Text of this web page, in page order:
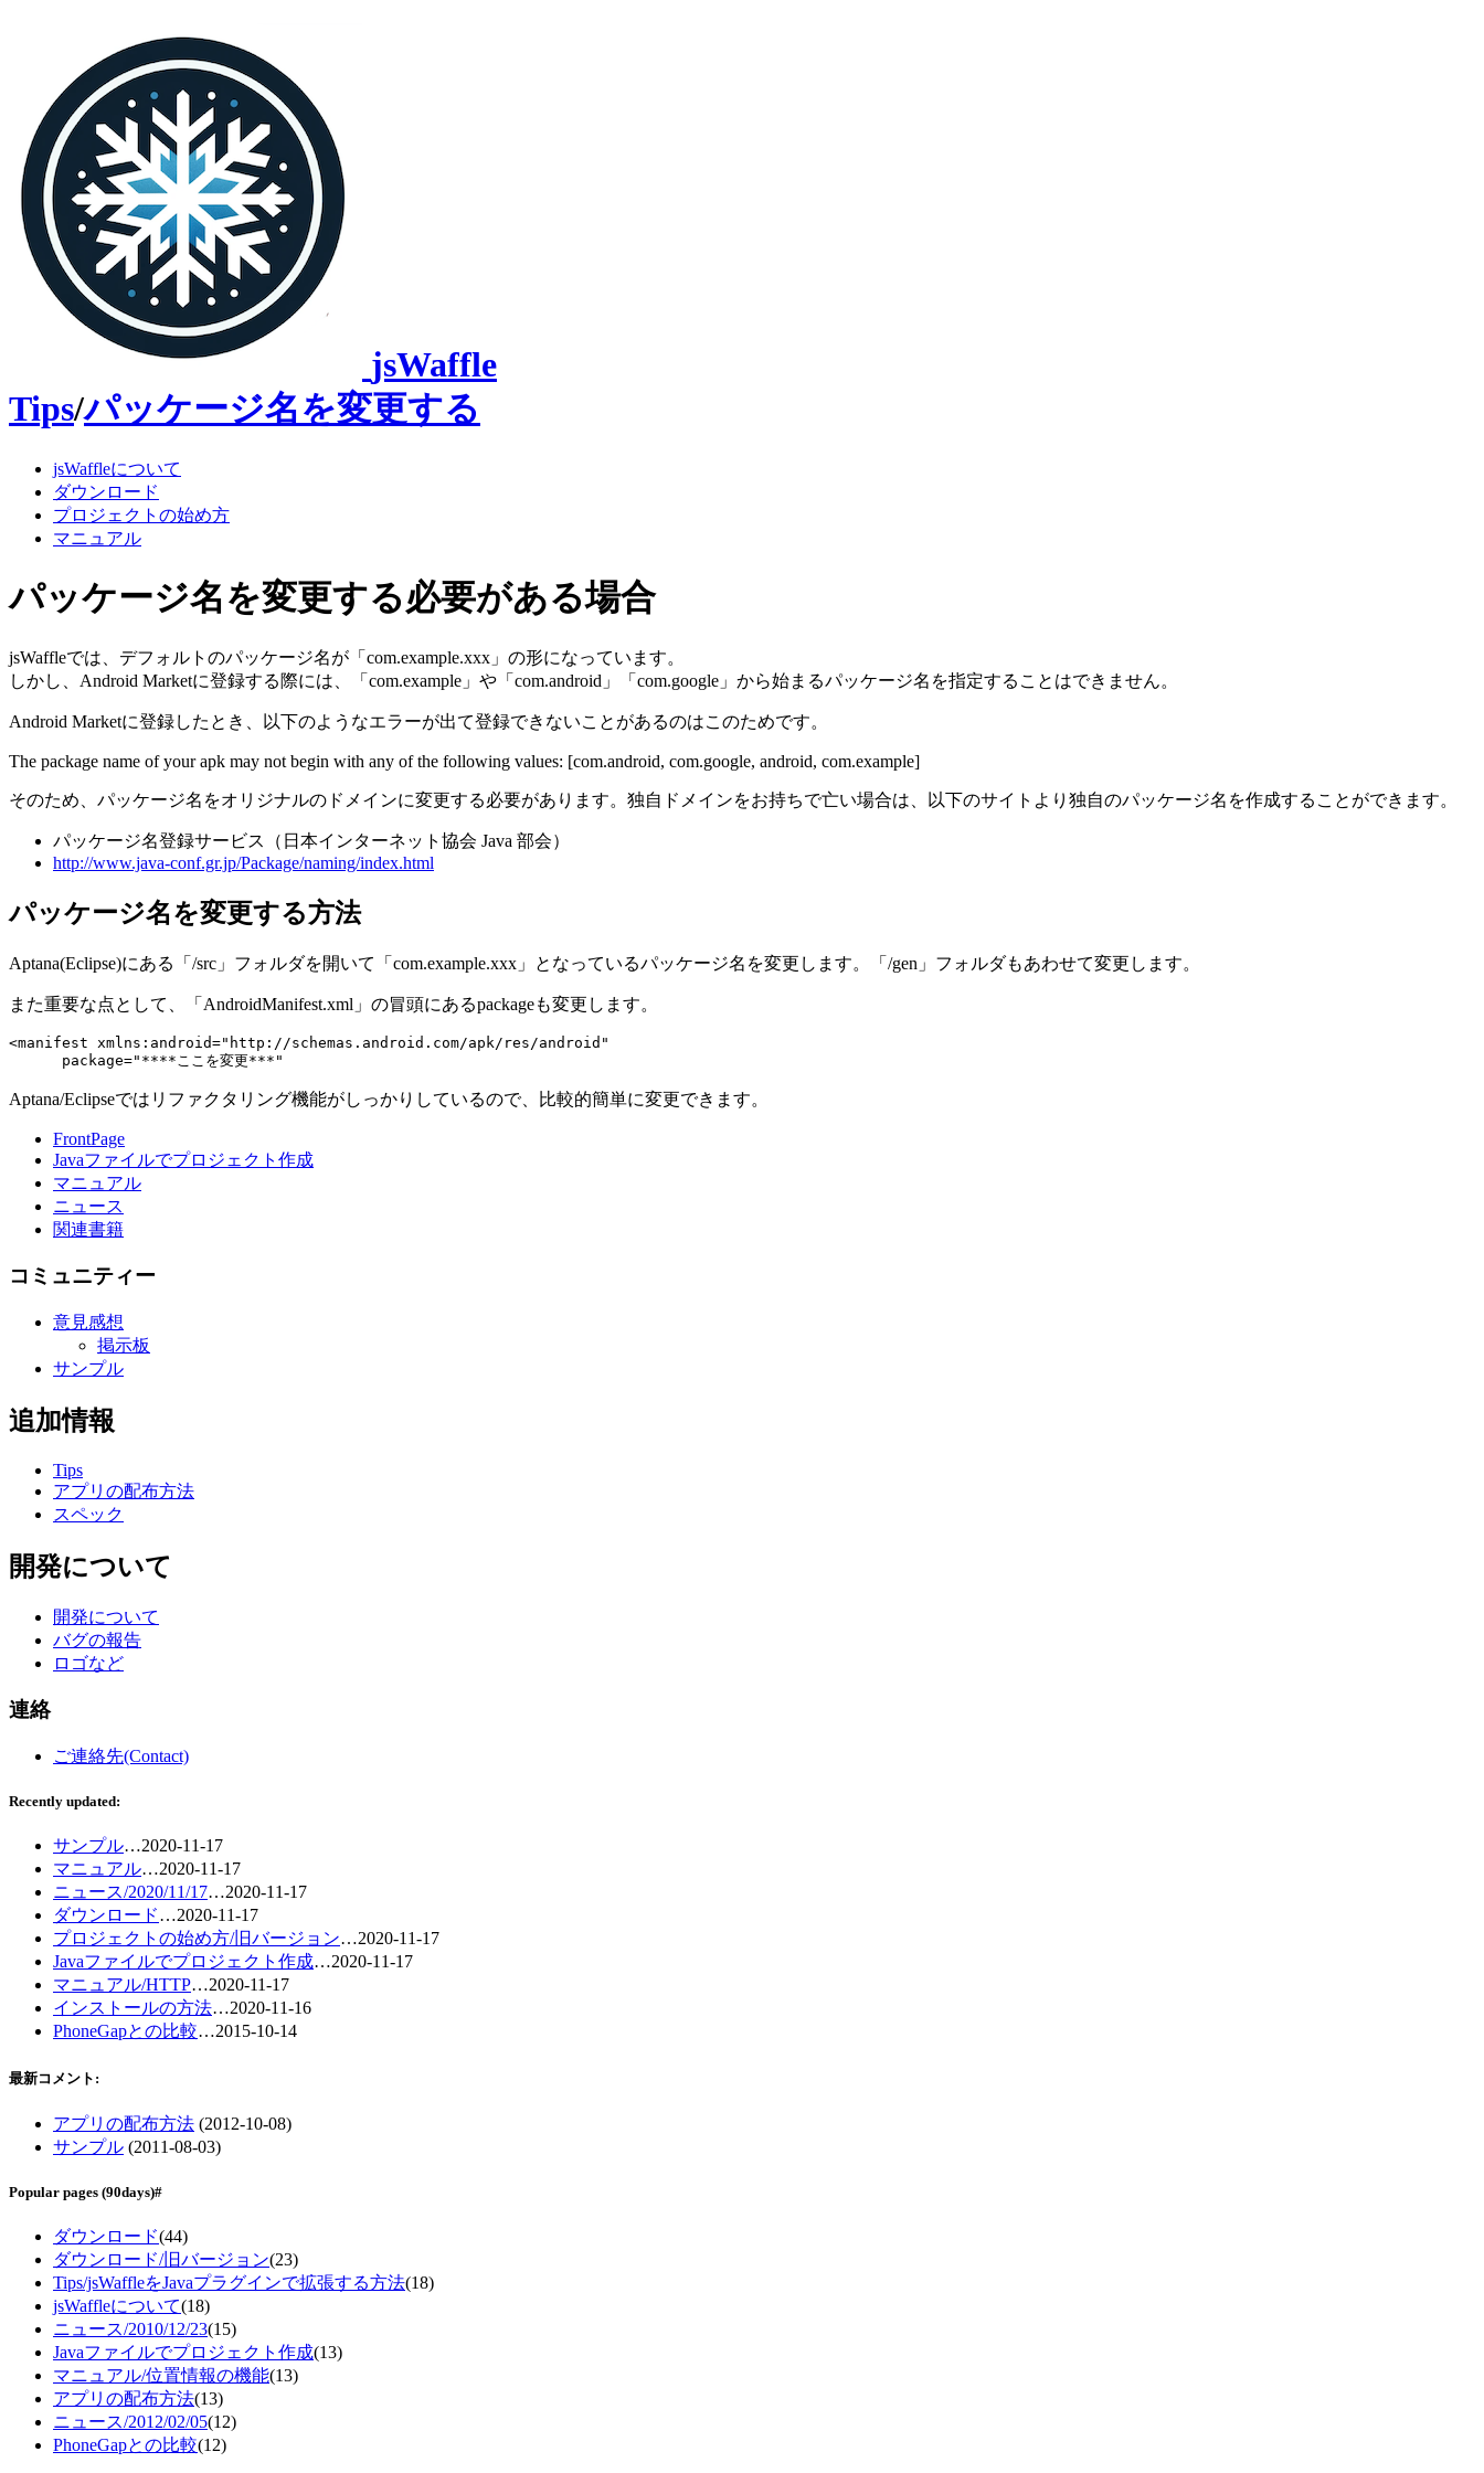
jsWaffle
Tips/パッケージ名を変更する
jsWaffleについて
ダウンロード
プロジェクトの始め方
マニュアル
パッケージ名を変更する必要がある場合
jsWaffleでは、デフォルトのパッケージ名が「com.example.xxx」の形になっています。
しかし、Android Marketに登録する際には、「com.example」や「com.android」「com.google」から始まるパッケージ名を指定することはできません。
Android Marketに登録したとき、以下のようなエラーが出て登録できないことがあるのはこのためです。
The package name of your apk may not begin with any of the following values: [com.android, com.google, android, com.example]
そのため、パッケージ名をオリジナルのドメインに変更する必要があります。独自ドメインをお持ちで亡い場合は、以下のサイトより独自のパッケージ名を作成することができます。
パッケージ名登録サービス（日本インターネット協会 Java 部会）
http://www.java-conf.gr.jp/Package/naming/index.html
パッケージ名を変更する方法
Aptana(Eclipse)にある「/src」フォルダを開いて「com.example.xxx」となっているパッケージ名を変更します。「/gen」フォルダもあわせて変更します。
また重要な点として、「AndroidManifest.xml」の冒頭にあるpackageも変更します。
<manifest xmlns:android="http://schemas.android.com/apk/res/android"
Aptana/Eclipseではリファクタリング機能がしっかりしているので、比較的簡単に変更できます。
FrontPage
Javaファイルでプロジェクト作成
マニュアル
ニュース
関連書籍
コミュニティー
意見感想
掲示板
サンプル
追加情報
Tips
アプリの配布方法
スペック
開発について
開発について
バグの報告
ロゴなど
連絡
ご連絡先(Contact)
Recently updated:
サンプル…2020-11-17
マニュアル…2020-11-17
ニュース/2020/11/17…2020-11-17
ダウンロード…2020-11-17
プロジェクトの始め方/旧バージョン…2020-11-17
Javaファイルでプロジェクト作成…2020-11-17
マニュアル/HTTP…2020-11-17
インストールの方法…2020-11-16
PhoneGapとの比較…2015-10-14
最新コメント:
アプリの配布方法 (2012-10-08)
サンプル (2011-08-03)
Popular pages (90days)#
ダウンロード(44)
ダウンロード/旧バージョン(23)
Tips/jsWaffleをJavaプラグインで拡張する方法(18)
jsWaffleについて(18)
ニュース/2010/12/23(15)
Javaファイルでプロジェクト作成(13)
マニュアル/位置情報の機能(13)
アプリの配布方法(13)
ニュース/2012/02/05(12)
PhoneGapとの比較(12)